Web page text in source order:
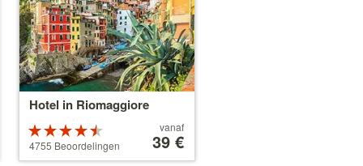
Hotel in Riomaggiore
Beoordeeld
als 4.5
4755 Beoordelingen
vanaf
39 €